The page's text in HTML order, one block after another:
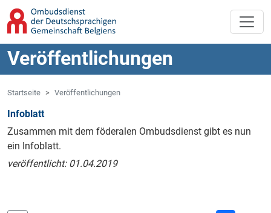
Zum Hauptinhalt springen
Veröffentlichungen
Startseite Veröffentlichungen
Infoblatt
Zusammen mit dem föderalen Ombudsdienst gibt es nun
ein Infoblatt.
veröffentlicht: 01.04.2019